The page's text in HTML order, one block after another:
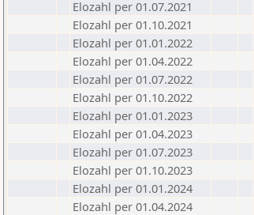
Elozahl per 01.07.2021
Elozahl per 01.10.2021
Elozahl per 01.01.2022
Elozahl per 01.04.2022
Elozahl per 01.07.2022
Elozahl per 01.10.2022
Elozahl per 01.01.2023
Elozahl per 01.04.2023
Elozahl per 01.07.2023
Elozahl per 01.10.2023
Elozahl per 01.01.2024
Elozahl per 01.04.2024